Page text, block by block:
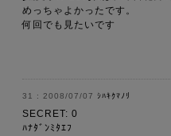
めっちゃよかったです。
何回でも見たいです
2008/07/07 ｼﾊｷｸﾏﾉﾘ
SECRET: 0
ﾊﾅﾀﾞﾝﾐﾀｴﾌ